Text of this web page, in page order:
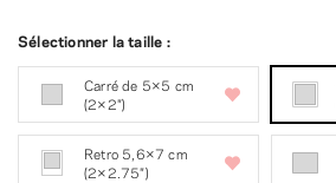
Sélectionner la taille :
Carré de 5×5 cm
(2×2″)
Retro 5,6×7 cm
(2×2.75″)